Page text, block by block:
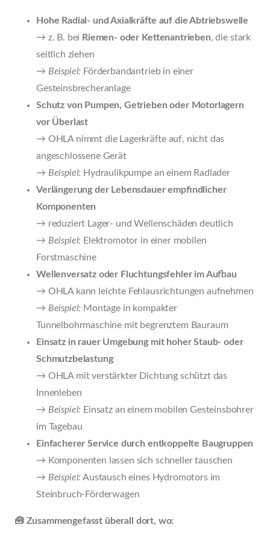
Hohe Radial- und Axialkräfte auf die Abtriebswelle
→ z. B. bei Riemen- oder Kettenantrieben, die stark
seitlich ziehen
→ Beispiel: Förderbandantrieb in einer
Gesteinsbrecheranlage
Schutz von Pumpen, Getrieben oder Motorlagern
vor Überlast
→ OHLA nimmt die Lagerkräfte auf, nicht das
angeschlossene Gerät
→ Beispiel: Hydraulikpumpe an einem Radlader
Verlängerung der Lebensdauer empfindlicher
Komponenten
→ reduziert Lager- und Wellenschäden deutlich
→ Beispiel: Elektromotor in einer mobilen
Forstmaschine
Wellenversatz oder Fluchtungsfehler im Aufbau
→ OHLA kann leichte Fehlausrichtungen aufnehmen
→ Beispiel: Montage in kompakter
Tunnelbohrmaschine mit begrenztem Bauraum
Einsatz in rauer Umgebung mit hoher Staub- oder
Schmutzbelastung
→ OHLA mit verstärkter Dichtung schützt das
Innenleben
→ Beispiel: Einsatz an einem mobilen Gesteinsbohrer
im Tagebau
Einfacherer Service durch entkoppelte Baugruppen
→ Komponenten lassen sich schneller tauschen
→ Beispiel: Austausch eines Hydromotors im
Steinbruch-Förderwagen
🧰 Zusammengefasst überall dort, wo: